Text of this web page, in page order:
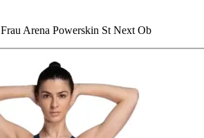
Arena Powerskin St Next Ob